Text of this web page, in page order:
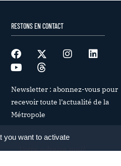
RESTONS EN CONTACT
Newsletter : abonnez-vous pour
recevoir toute l’actualité de la
Métropole
you want to activate